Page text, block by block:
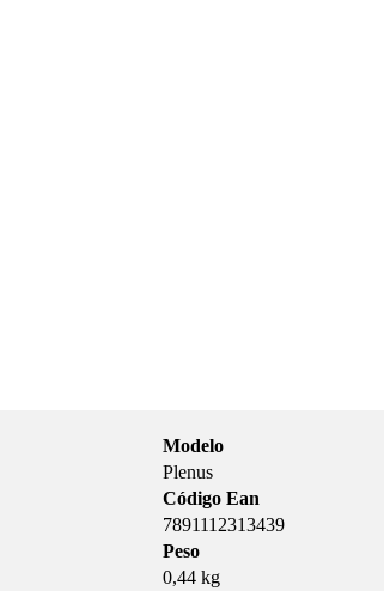
Modelo
Plenus
Código Ean
7891112313439
Peso
0,44 kg